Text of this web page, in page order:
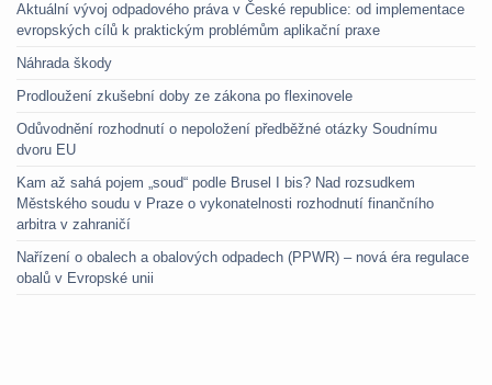
Aktuální vývoj odpadového práva v České republice: od implementace
evropských cílů k praktickým problémům aplikační praxe
Náhrada škody
Prodloužení zkušební doby ze zákona po flexinovele
Odůvodnění rozhodnutí o nepoložení předběžné otázky Soudnímu
dvoru EU
Kam až sahá pojem „soud“ podle Brusel I bis? Nad rozsudkem
Městského soudu v Praze o vykonatelnosti rozhodnutí finančního
arbitra v zahraničí
Nařízení o obalech a obalových odpadech (PPWR) – nová éra regulace
obalů v Evropské unii